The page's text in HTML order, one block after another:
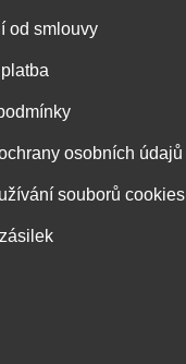
od smlouvy
osobních údajů
souborů cookies